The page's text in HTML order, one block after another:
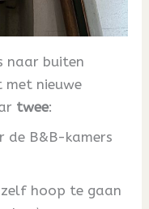
naar buiten
nieuwe
twee:
de B&B-kamers
zelf hoop te gaan